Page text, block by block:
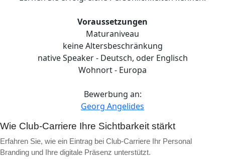
Voraussetzungen
Maturaniveau
keine Altersbeschränkung
native Speaker - Deutsch, oder Englisch
Wohnort - Europa
Bewerbung an:
Georg Angelides
Wie Club-Carriere Ihre Sichtbarkeit stärkt
Erfahren Sie, wie ein Eintrag bei Club-Carriere Ihr Personal
Branding und Ihre digitale Präsenz unterstützt.